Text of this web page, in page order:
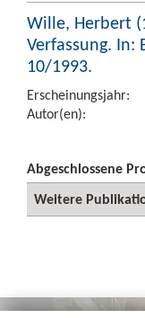
Wille, Herbert
Verfassung. In:
10/1993.
Erscheinungsjahr:
Autor(en):
Abgeschlossene
Weitere